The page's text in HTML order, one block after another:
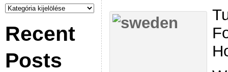
Kategóriák
Recent
Posts